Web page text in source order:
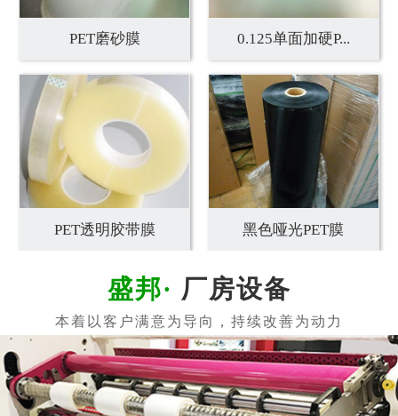
PET磨砂膜 0.125单面加硬P...
PET透明胶带膜 黑色哑光PET膜
厂房设备